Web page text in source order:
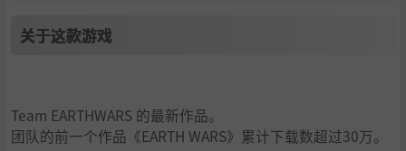
关于这款游戏
Team EARTHWARS 的最新作品。
团队的前一个作品《EARTH WARS》累计下载数超过30万。